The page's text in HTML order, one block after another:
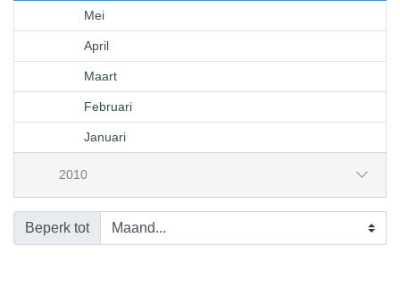
Mei
April
Maart
Februari
Januari
2010
Beperk tot